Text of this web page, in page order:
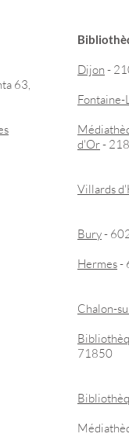
63,
Dijon -
Fontaine-
d'Or-
Villards
Bury-
Hermes-
Chalon-
71850